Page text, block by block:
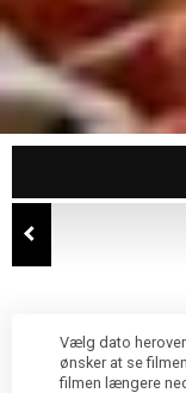
Vælg dato
ønsker at se
filmen længere